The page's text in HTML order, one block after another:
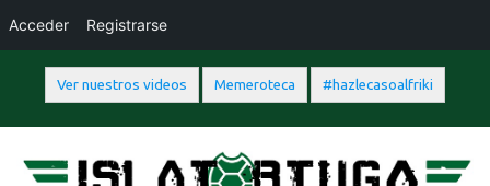
Ver nuestros videos Memeroteca #hazlecasoalfriki
contenido
Acceder Registrarse